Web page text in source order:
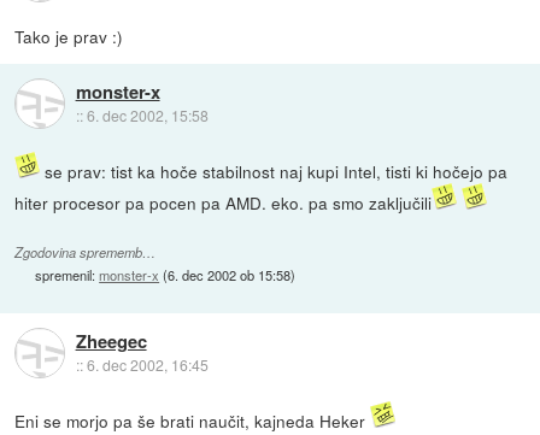
Tako je prav :)
monster-x
::6. dec 2002, 15:58
se prav: tist ka hoče stabilnost naj kupi Intel, tisti ki hočejo pa
hiter procesor pa pocen pa AMD. eko. pa smo zaključili
Zgodovina sprememb…
spremenil:monster-x (6. dec 2002 ob 15:58)
Zheegec
::6. dec 2002, 16:45
Eni se morjo pa še brati naučit, kajneda Heker